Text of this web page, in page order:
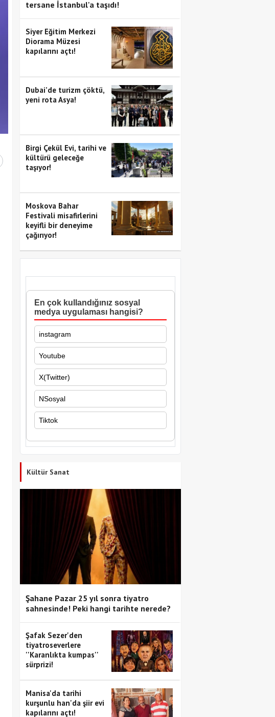
tersane İstanbul'a taşıdı!
Siyer Eğitim Merkezi
Diorama Müzesi
kapılarını açtı!
Dubai’de turizm çöktü,
yeni rota Asya!
Birgi Çekül Evi, tarihi ve
kültürü geleceğe
taşıyor!
Moskova Bahar
Festivali misafirlerini
keyifli bir deneyime
çağırıyor!
En çok kullandığınız sosyal
medya uygulaması hangisi?
instagram
Youtube
X(Twitter)
NSosyal
Tiktok
Kültür Sanat
Şahane Pazar 25 yıl sonra tiyatro
sahnesinde! Peki hangi tarihte nerede?
Şafak Sezer'den
tiyatroseverlere
''Karanlıkta kumpas''
sürprizi!
Manisa'da tarihi
kurşunlu han'da şiir evi
kapılarını açtı!